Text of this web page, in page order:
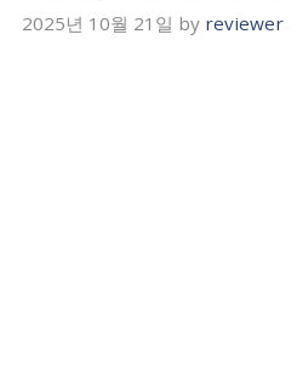
2025년 10월 21일 by reviewer